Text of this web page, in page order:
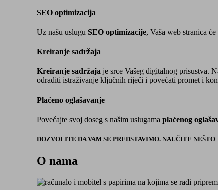
SEO optimizacija
Uz našu usluguSEO optimizacije, Vaša web stranica
Kreiranje sadržaja
Kreiranje sadržaja je srce Vašeg digitalnog prisustva.
odraditi istraživanje ključnih riječi i povećati promet i
Plaćeno oglašavanje
Povećajte svoj doseg s našim uslugamaplaćenog
DOZVOLITE DA VAM SE PREDSTAVIMO. NAUČITE NEŠTO
O nama